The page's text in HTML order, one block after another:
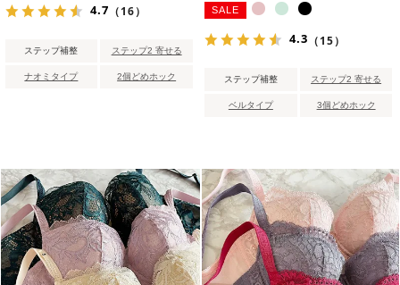
4.7 （16）
ステップ補整 ステップ2 寄せる
ナオミタイプ 2個どめホック
SALE
4.3 （15）
ステップ補整 ステップ2 寄せる
ベルタイプ 3個どめホック